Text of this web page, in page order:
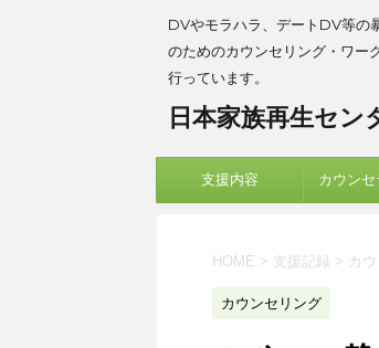
DVやモラハラ、デートDV等の
のためのカウンセリング・ワー
行っています。
日本家族再生セン
支援内容 カウン
HOME > 支援記録 > カ
カウンセリング